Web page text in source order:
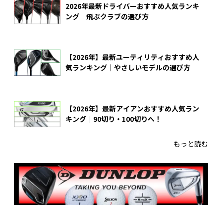
2026年最新ドライバーおすすめ人気ランキ
ング｜飛ぶクラブの選び方
【2026年】最新ユーティリティおすすめ人
気ランキング｜やさしいモデルの選び方
【2026年】最新アイアンおすすめ人気ラン
キング｜90切り・100切りへ！
もっと読む